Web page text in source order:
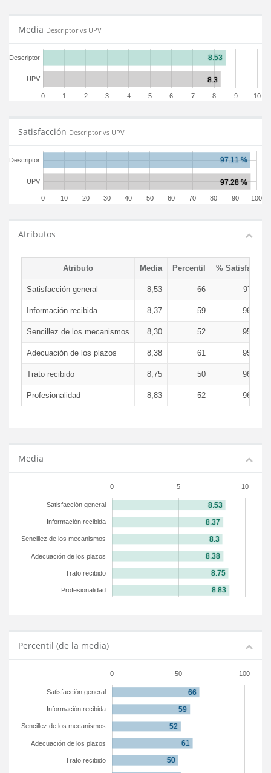
Media Descriptor vs UPV
0 1 2 3 4 5 6 7 8 9 10
UPV
Descriptor
Satisfacción Descriptor vs UPV
0 10 20 30 40 50 60 70 80 90 100
UPV
Descriptor
Atributos
Atributo Media Percentil % Satisfacción
Satisfacción general 8,53 66 97,11 %
Información recibida 8,37 59 96,20 %
Sencillez de los mecanismos 8,30 52 95,93 %
Adecuación de los plazos 8,38 61 95,97 %
Trato recibido 8,75 50 96,91 %
Profesionalidad 8,83 52 96,59 %
Media
0 5 10
Satisfacción general
Información recibida
Sencillez de los mecanismos
Adecuación de los plazos
Trato recibido
Profesionalidad
Percentil (de la media)
0 50 100
Satisfacción general
Información recibida
Sencillez de los mecanismos
Adecuación de los plazos
Trato recibido